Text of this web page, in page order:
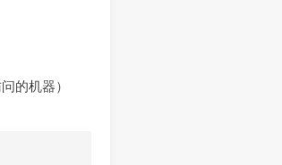
的机器）